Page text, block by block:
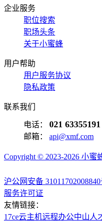
企业服务
职位搜索
职场头条
关于小蜜蜂
用户帮助
用户服务协议
隐私政策
联系我们
电话： 021 63355191
邮箱： api@xmf.com
Copyright © 2023-2026 小蜜
沪公网安备 31011702008840
服务许可证
友情链接：
17ce云主机远程办公中山人